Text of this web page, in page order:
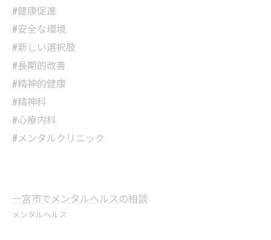
#健康促進
#安全な環境
#新しい選択肢
#長期的改善
#精神的健康
#精神科
#心療内科
#メンタルクリニック
一宮市でメンタルヘルスの相談
メンタルヘルス